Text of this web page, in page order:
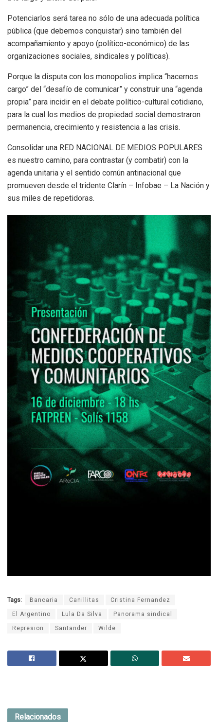
Potenciarlos será tarea no sólo de una adecuada política
pública (que debemos conquistar) sino también del
acompañamiento y apoyo (político-económico) de las
organizaciones sociales, sindicales y políticas).
Porque la disputa con los monopolios implica “hacernos
cargo” del “desafío de comunicar” y construir una “agenda
propia” para incidir en el debate político-cultural cotidiano,
para la cual los medios de propiedad social demostraron
permanencia, crecimiento y resistencia a las crisis.
Consolidar una RED NACIONAL DE MEDIOS POPULARES
es nuestro camino, para contrastar (y combatir) con la
agenda unitaria y el sentido común antinacional que
promueven desde el tridente Clarín – Infobae – La Nación y
sus miles de repetidoras.
Tags: Bancaria Canillitas Cristina Fernandez
El Argentino Lula Da Silva Panorama sindical
Represion Santander Wilde
Relacionados